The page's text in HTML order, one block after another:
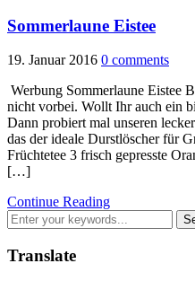
Sommerlaune Eistee
19. Januar 2016 0 comments
Werbung Sommerlaune Eistee
nicht vorbei. Wollt Ihr auch ein
Dann probiert mal unseren
das der ideale Durstlöscher für
Früchtetee 3 frisch gepresste
[…]
Continue Reading
Translate